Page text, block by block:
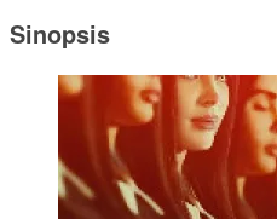
Sinopsis